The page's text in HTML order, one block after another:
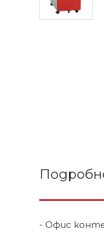
- Офис